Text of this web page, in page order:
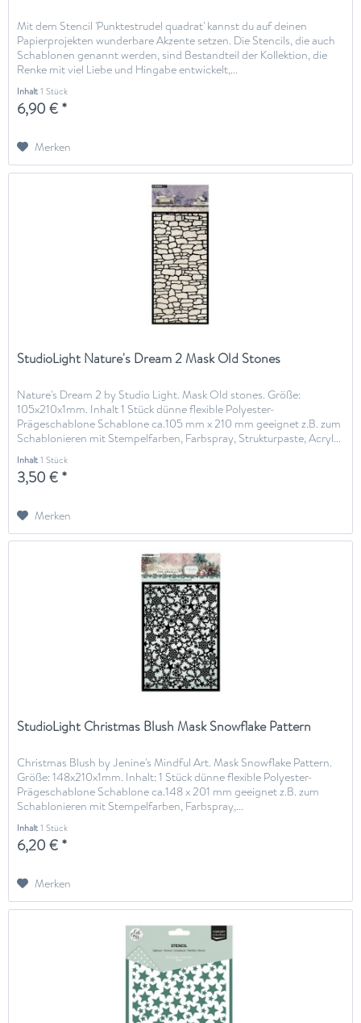
Mit dem Stencil 'Punktestrudel quadrat' kannst du auf deinen
Papierprojekten wunderbare Akzente setzen. Die Stencils, die auch
Schablonen genannt werden, sind Bestandteil der Kollektion, die
Renke mit viel Liebe und Hingabe entwickelt,...
Inhalt1 Stück
6,90 € *
Merken
StudioLight Nature's Dream 2 Mask Old Stones
Nature's Dream 2 by Studio Light. Mask Old stones. Größe:
105x210x1mm. Inhalt 1 Stück dünne flexible Polyester-
Prägeschablone Schablone ca.105 mm x 210 mm geeignet z.B. zum
Schablonieren mit Stempelfarben, Farbspray, Strukturpaste, Acryl...
Inhalt1 Stück
3,50 € *
Merken
StudioLight Christmas Blush Mask Snowflake Pattern
Christmas Blush by Jenine's Mindful Art. Mask Snowflake Pattern.
Größe: 148x210x1mm. Inhalt: 1 Stück dünne flexible Polyester-
Prägeschablone Schablone ca.148 x 201 mm geeignet z.B. zum
Schablonieren mit Stempelfarben, Farbspray,...
Inhalt1 Stück
6,20 € *
Merken